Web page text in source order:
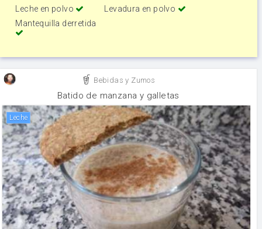
Leche en polvo
Levadura en polvo
Mantequilla derretida
Bebidas y Zumos
Batido de manzana y galletas
leche